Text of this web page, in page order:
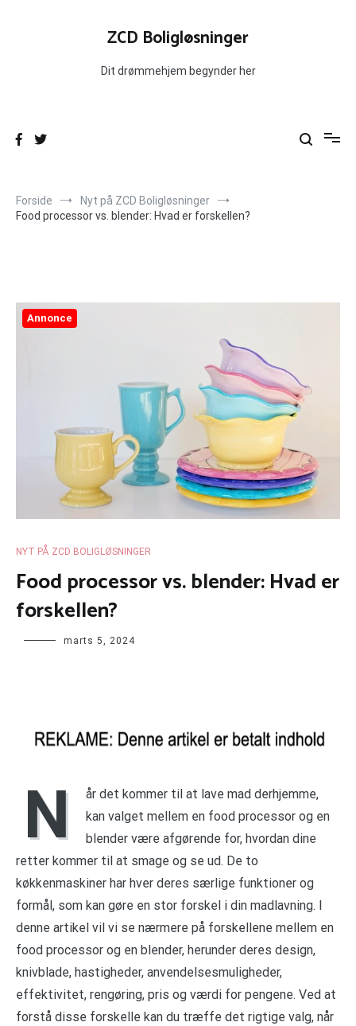
ZCD Boligløsninger
Dit drømmehjem begynder her
Forside
Nyt på ZCD Boligløsninger
Food processor vs. blender: Hvad er forskellen?
Annonce
NYT PÅ ZCD BOLIGLØSNINGER
Food processor vs. blender: Hvad er
forskellen?
marts 5, 2024
N
år det kommer til at lave mad derhjemme,
kan valget mellem en food processor og en
blender være afgørende for, hvordan dine
retter kommer til at smage og se ud. De to
køkkenmaskiner har hver deres særlige funktioner og
formål, som kan gøre en stor forskel i din madlavning. I
denne artikel vil vi se nærmere på forskellene mellem en
food processor og en blender, herunder deres design,
knivblade, hastigheder, anvendelsesmuligheder,
effektivitet, rengøring, pris og værdi for pengene. Ved at
forstå disse forskelle kan du træffe det rigtige valg, når